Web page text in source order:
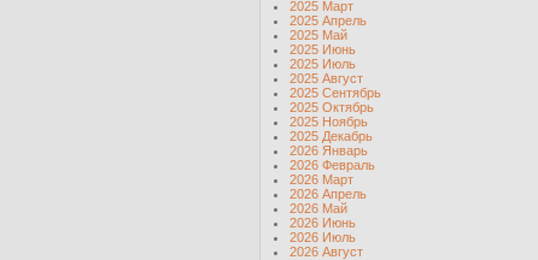
2025 Март
2025 Апрель
2025 Май
2025 Июнь
2025 Июль
2025 Август
2025 Сентябрь
2025 Октябрь
2025 Ноябрь
2025 Декабрь
2026 Январь
2026 Февраль
2026 Март
2026 Апрель
2026 Май
2026 Июнь
2026 Июль
2026 Август